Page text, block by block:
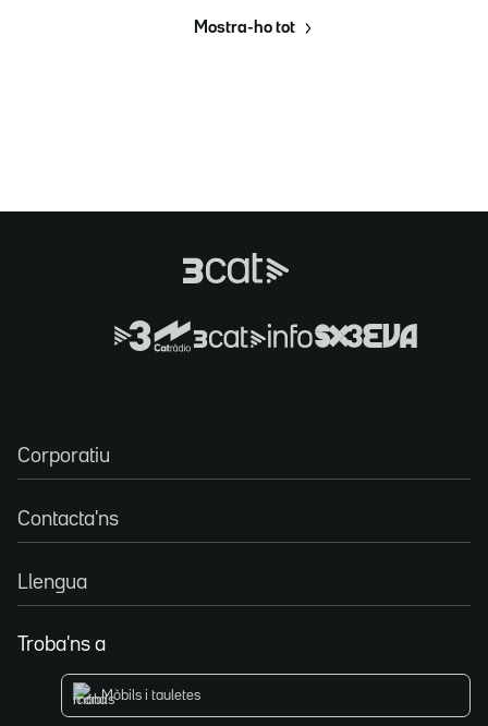
Mostra-ho tot
Corporatiu
Contacta'ns
Llengua
Troba'ns a
Mòbils i tauletes